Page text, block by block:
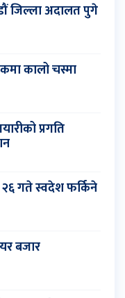
जिल्ला अदालत पुगे
कालो चस्मा
प्रगति
गते स्वदेश फर्किने
बजार